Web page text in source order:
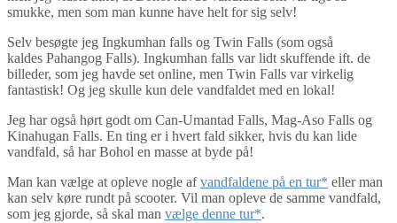
smukke, men som man kunne have helt for sig selv!
Selv besøgte jeg Ingkumhan falls og Twin Falls (som også
kaldes Pahangog Falls). Ingkumhan falls var lidt skuffende ift. de
billeder, som jeg havde set online, men Twin Falls var virkelig
fantastisk! Og jeg skulle kun dele vandfaldet med en lokal!
Jeg har også hørt godt om Can-Umantad Falls, Mag-Aso Falls og
Kinahugan Falls. En ting er i hvert fald sikker, hvis du kan lide
vandfald, så har Bohol en masse at byde på!
Man kan vælge at opleve nogle afvandfaldene på en tur* eller man
kan selv køre rundt på scooter. Vil man opleve de samme vandfald,
som jeg gjorde, så skal man vælge denne tur*.